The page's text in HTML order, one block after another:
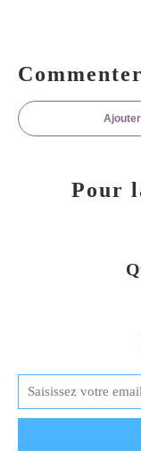
Pour